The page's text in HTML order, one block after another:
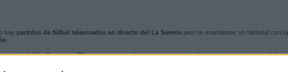
hay partidos de fútbol televisados en directo del La Serenapero te mostramos un historial con la
.
agenda del La Serena en TVcuando nos confirmen desde medios oficiales, los próximospartidos